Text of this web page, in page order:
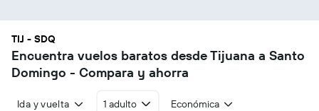
TIJ - SDQ
Encuentra vuelos baratos desde Tijuana a Santo
Domingo - Compara y ahorra
Ida y vuelta 1 adulto Económica